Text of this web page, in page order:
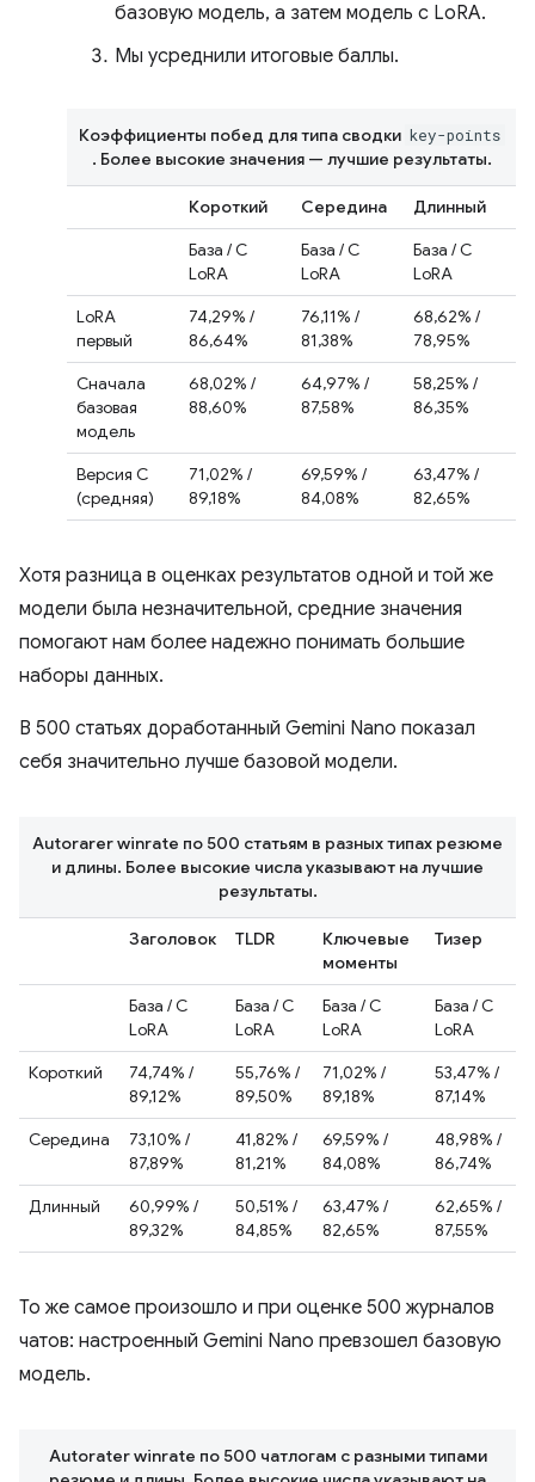
базовую модель, а затем модель с LoRA.
Мы усреднили итоговые баллы.
Короткий Середина
Длинный
База / С
LoRA
База / С
LoRA
База / С
LoRA
LoRA
первый
74,29% /
86,64%
76,11% /
81,38%
68,62% /
78,95%
Сначала
базовая
модель
68,02% /
88,60%
64,97% /
87,58%
58,25% /
86,35%
Версия C
(средняя)
71,02% /
89,18%
69,59% /
84,08%
63,47% /
82,65%
Коэффициенты побед для типа сводки key-points
. Более высокие значения — лучшие результаты.
Хотя разница в оценках результатов одной и той же
модели была незначительной, средние значения
помогают нам более надежно понимать большие
наборы данных.
В 500 статьях доработанный Gemini Nano показал
себя значительно лучше базовой модели.
Заголовок TLDR
Ключевые
моменты
Тизер
База / С
LoRA
База / С
LoRA
База / С
LoRA
База / С
LoRA
Короткий
74,74% /
89,12%
55,76% /
89,50%
71,02% /
89,18%
53,47% /
87,14%
Середина
73,10% /
87,89%
41,82% /
81,21%
69,59% /
84,08%
48,98% /
86,74%
Длинный
60,99% /
89,32%
50,51% /
84,85%
63,47% /
82,65%
62,65% /
87,55%
Autorarer winrate по 500 статьям в разных типах резюме
и длины. Более высокие числа указывают на лучшие
результаты.
То же самое произошло и при оценке 500 журналов
чатов: настроенный Gemini Nano превзошел базовую
модель.
Autorater winrate по 500 чатлогам с разными типами